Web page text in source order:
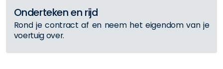
Ondertekenen rijd
Rond je contract af en neem het eigendom van je
voertuigover.